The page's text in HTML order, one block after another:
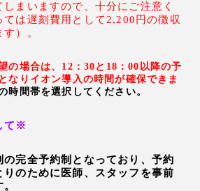
しまいますので、十分にご注意く
ては遅刻費用として2,200円の徴収
す ）。
の場合は、12：30と18：00以降の予
なりイオン導入の時間が確保できま
時間帯を選択してください。
て※
の完全予約制となっており、予約
りのために医師、スタッフを事前